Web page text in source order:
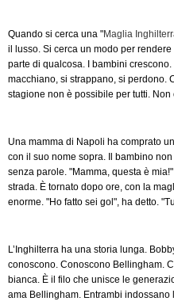
Quando si cerca una "Maglia
il lusso. Si cerca un modo per
parte di qualcosa. I bambini
macchiano, si strappano, si perdono.
stagione non è possibile per tutti. Non
Una mamma di Napoli ha comprato
con il suo nome sopra. Il bambino
senza parole. "Mamma, questa è
strada. È tornato dopo ore, con la
enorme. "Ho fatto sei gol", ha detto.
L’Inghilterra ha una storia lunga.
conoscono. Conoscono Bellingham.
bianca. È il filo che unisce le
ama Bellingham. Entrambi indossano